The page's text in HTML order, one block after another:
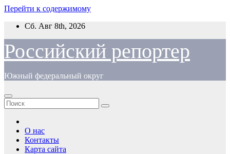
Перейти к содержимому
Сб. Авг 8th, 2026
Российский репортер
Южный федеральный округ
О нас
Контакты
Карта сайта